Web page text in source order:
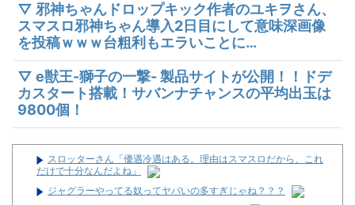
▽ 邪神ちゃんドロップキック作者のユキヲさん、
スマスロ邪神ちゃん導入2日目にして意味深画像
を投稿ｗｗｗ台粗利もエラいことに…
▽ e獣王-獅子の一撃- 製品サイトが公開！！ドデ
カスタート搭載！サバンナチャンスの平均出玉は
9800個！
スロッターさん「優遇冷遇はある。理由はスマスロだから、これ
だけで十分なんだよね」
ジャグラーやってる奴ってヤバいの多すぎじゃね？？？